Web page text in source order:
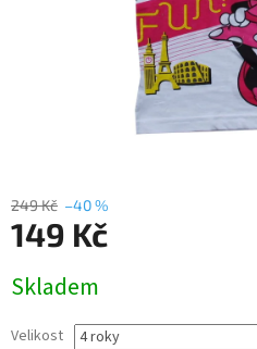
249 Kč –40 %
149 Kč
cena:
Skladem
Velikost